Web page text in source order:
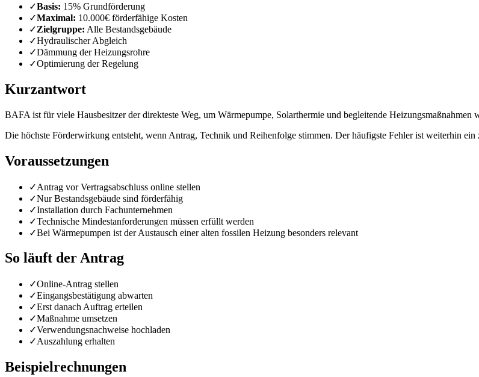
✓Basis: 15% Grundförderung
✓Maximal: 10.000€ förderfähige Kosten
✓Zielgruppe: Alle Bestandsgebäude
✓Hydraulischer Abgleich
✓Dämmung der Heizungsrohre
✓Optimierung der Regelung
Kurzantwort
BAFA ist für viele Hausbesitzer der direkteste Weg, um Wärmepumpe, Solarthermie und begleitende Heizungsmaßnahmen
Die höchste Förderwirkung entsteht, wenn Antrag, Technik und Reihenfolge stimmen. Der häufigste Fehler ist weiterhin ein
Voraussetzungen
✓Antrag vor Vertragsabschluss online stellen
✓Nur Bestandsgebäude sind förderfähig
✓Installation durch Fachunternehmen
✓Technische Mindestanforderungen müssen erfüllt werden
✓Bei Wärmepumpen ist der Austausch einer alten fossilen Heizung besonders relevant
So läuft der Antrag
✓Online-Antrag stellen
✓Eingangsbestätigung abwarten
✓Erst danach Auftrag erteilen
✓Maßnahme umsetzen
✓Verwendungsnachweise hochladen
✓Auszahlung erhalten
Beispielrechnungen